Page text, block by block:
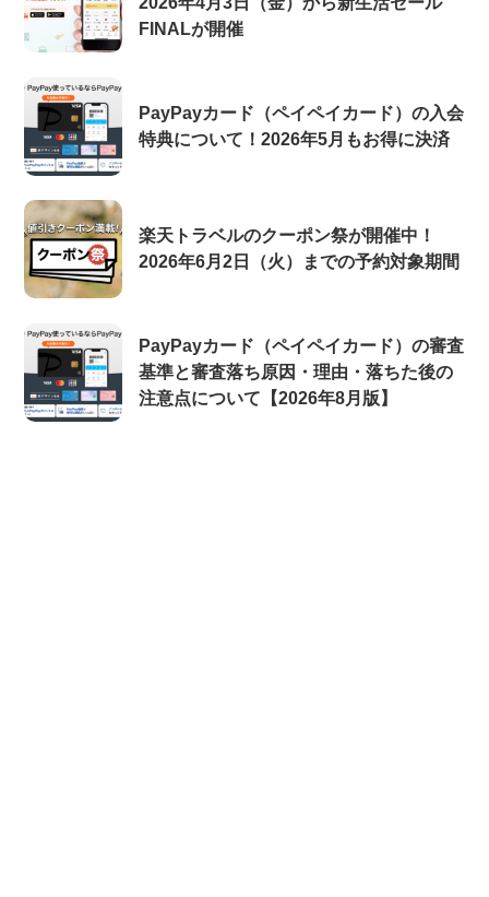
FINALが開催
PayPayカード（ペイペイカード）の入会
特典について！2026年5月もお得に決済
楽天トラベルのクーポン祭が開催中！
2026年6月2日（火）までの予約対象期間
PayPayカード（ペイペイカード）の審査
基準と審査落ち原因・理由・落ちた後の
注意点について【2026年8月版】